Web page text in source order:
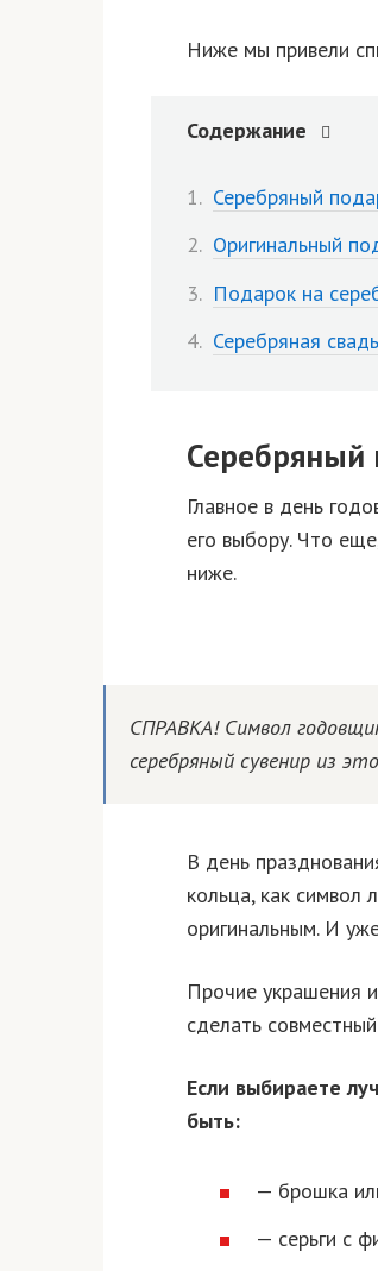
Ниже мы привели
Содержание
Серебряный
Оригинальный
Подарок на
Серебряная
Серебряный
Главное в день
его выбору. Что
ниже.
СПРАВКА! Символ
серебряный сувенир из
В день
кольца, как символ
оригинальным. И
Прочие украшения
сделать
Если выбираете
быть:
— брошка
— серьги с